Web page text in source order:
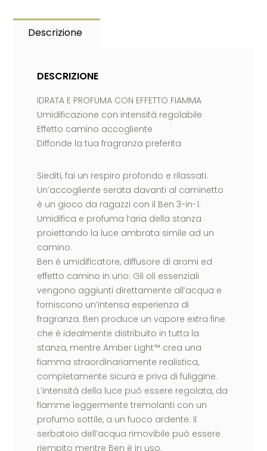
Descrizione
DESCRIZIONE
IDRATA E PROFUMA CON EFFETTO FIAMMA
Umidificazione con intensità regolabile
Effetto camino accogliente
Diffonde la tua fragranza preferita
Siediti, fai un respiro profondo e rilassati.
Un’accogliente serata davanti al caminetto
è un gioco da ragazzi con il Ben 3-in-1.
Umidifica e profuma l’aria della stanza
proiettando la luce ambrata simile ad un
camino.
Ben è umidificatore, diffusore di aromi ed
effetto camino in uno. Gli oli essenziali
vengono aggiunti direttamente all’acqua e
forniscono un’intensa esperienza di
fragranza. Ben produce un vapore extra fine
che è idealmente distribuito in tutta la
stanza, mentre Amber Light™ crea una
fiamma straordinariamente realistica,
completamente sicura e priva di fuliggine.
L’intensità della luce può essere regolata, da
fiamme leggermente tremolanti con un
profumo sottile, a un fuoco ardente. Il
serbatoio dell’acqua rimovibile può essere
riempito mentre Ben è in uso.